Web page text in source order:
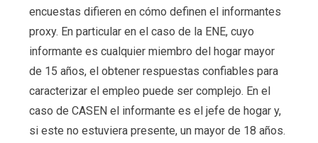
encuestas difieren en cómo definen el informantes
proxy. En particular en el caso de la ENE, cuyo
informante es cualquier miembro del hogar mayor
de 15 años, el obtener respuestas confiables para
caracterizar el empleo puede ser complejo. En el
caso de CASEN el informante es el jefe de hogar y,
si este no estuviera presente, un mayor de 18 años.